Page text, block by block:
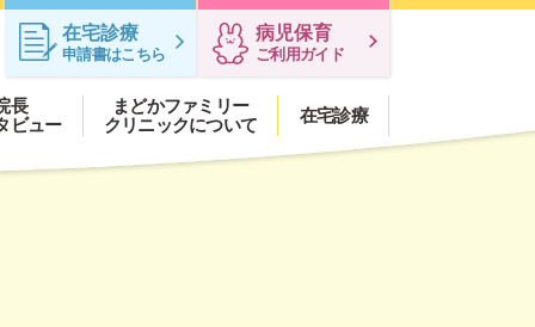
在宅診療
申請書はこちら
病児保育
ご利用ガイド
長
ビュー
まどかファミリー
クリニックについて
在宅診療